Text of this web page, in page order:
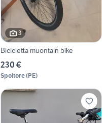
3
Bicicletta muontain bike
230 €
Spoltore(PE)